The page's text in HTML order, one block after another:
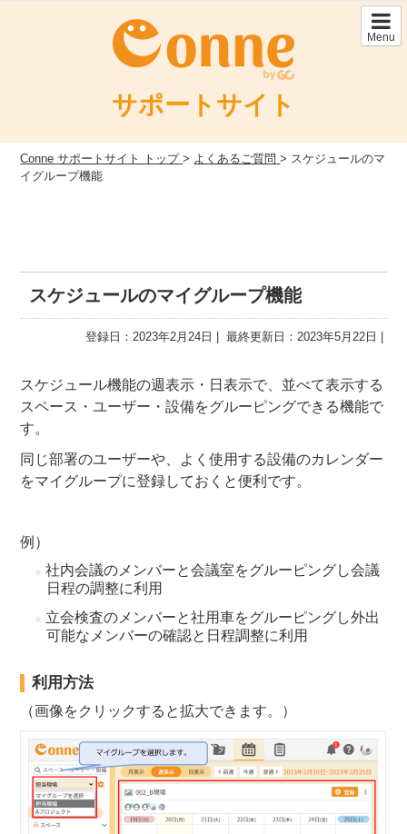
Menu
サポートサイト
Conne サポートサイト トップ > よくあるご質問 > スケジュールのマ
イグループ機能
スケジュールのマイグループ機能
登録日：2023年2月24日 最終更新日：2023年5月22日
スケジュール機能の週表示・日表示で、並べて表示する
スペース・ユーザー・設備をグルーピングできる機能で
す。
同じ部署のユーザーや、よく使用する設備のカレンダー
をマイグループに登録しておくと便利です。
例）
社内会議のメンバーと会議室をグルーピングし会議
日程の調整に利用
立会検査のメンバーと社用車をグルーピングし外出
可能なメンバーの確認と日程調整に利用
利用方法
（画像をクリックすると拡大できます。）